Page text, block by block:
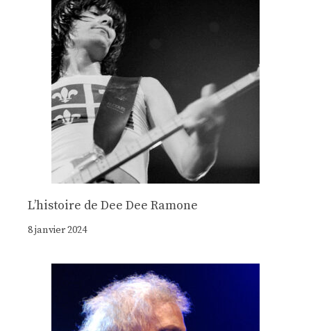
Lʼhistoire de Dee Dee Ramone
8 janvier 2024